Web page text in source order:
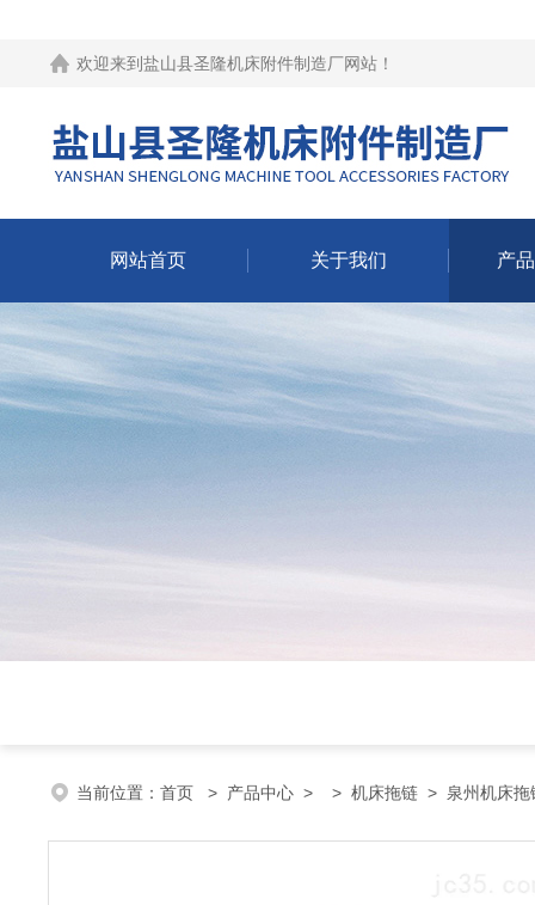
欢迎来到 盐山县圣隆机床附件制造厂网站 ！
网站首页 关于我们 产
当前位置： 首页 > 产品中心 > > 机床拖链 > 泉州机床拖